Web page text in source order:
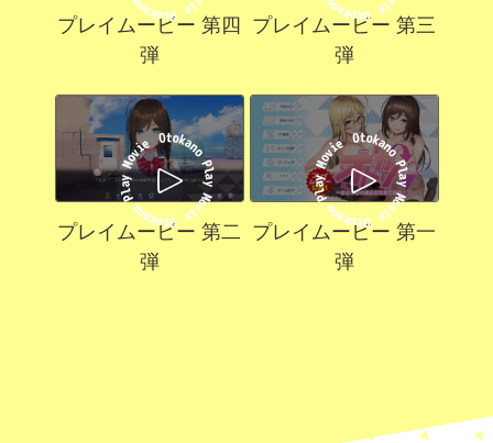
プレイムービー 第四
弾
プレイムービー 第三
弾
プレイムービー 第二
弾
プレイムービー 第一
弾